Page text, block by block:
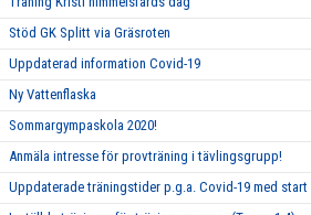
Stöd GK Splitt via Gräsroten
Uppdaterad information Covid-19
Ny Vattenflaska
Sommargympaskola 2020!
Anmäla intresse för provträning i tävlingsgrupp!
Uppdaterade träningstider p.g.a. Covid-19 med start